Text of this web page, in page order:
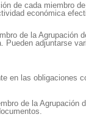
de cada miembro
económica
de la
Pueden adjuntarse
en las obligaciones
de la